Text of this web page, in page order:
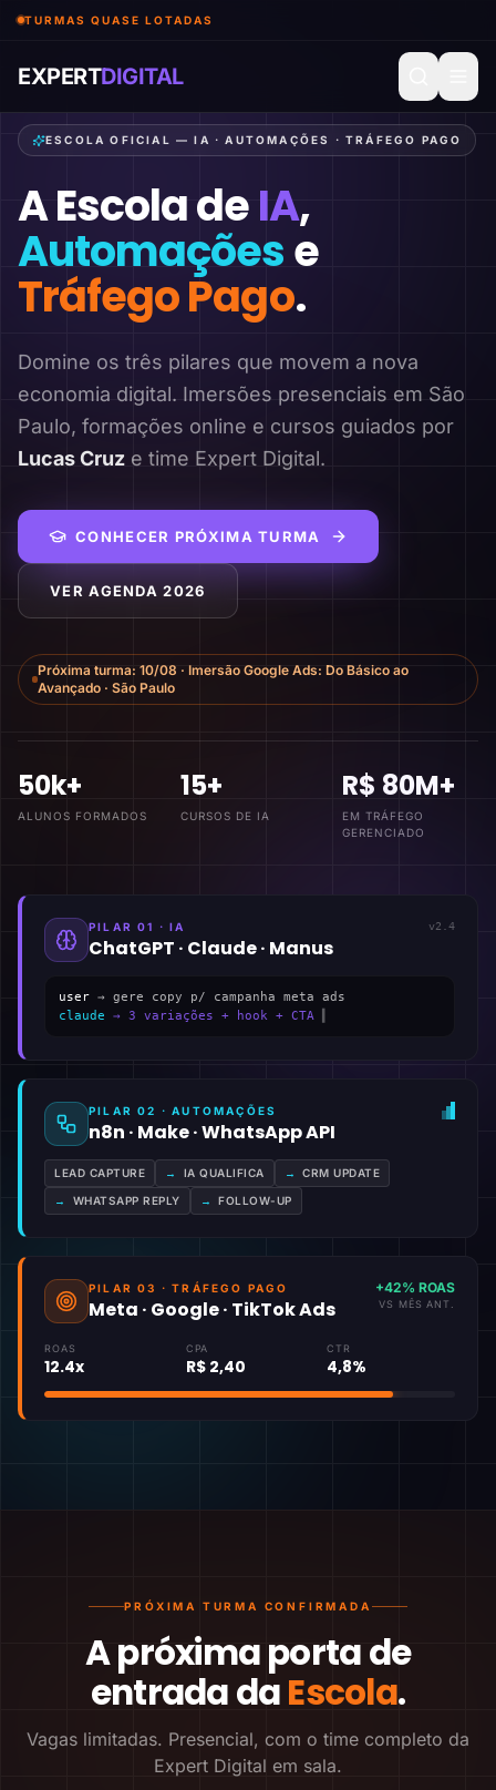
TURMAS QUASE LOTADAS
EXPERTDIGITAL
ESCOLA OFICIAL — IA · AUTOMAÇÕES · TRÁFEGO PAGO
A Escola deIA,
Automaçõese
Tráfego Pago.
Domine os três pilares que movem a nova
economia digital. Imersões presenciais em São
Paulo, formações online e cursos guiados por
Lucas Cruz e time Expert Digital.
CONHECER PRÓXIMA TURMA
VER AGENDA 2026
Próxima turma: 10/08 · Imersão Google Ads: Do Básico ao
Avançado · São Paulo
50k+
ALUNOS FORMADOS
15+
CURSOS DE IA
R$ 80M+
EM TRÁFEGO
GERENCIADO
PILAR 01 · IA
ChatGPT · Claude · Manus
v2.4
user → gere copy p/ campanha meta ads
claude → 3 variações + hook + CTA
PILAR 02 · AUTOMAÇÕES
n8n · Make · WhatsApp API
LEAD CAPTURE → IA QUALIFICA → CRM UPDATE
→ WHATSAPP REPLY → FOLLOW-UP
PILAR 03 · TRÁFEGO PAGO
Meta · Google · TikTok Ads
+42% ROAS
VS MÊS ANT.
ROAS
12.4x
CPA
R$ 2,40
CTR
4,8%
PRÓXIMA TURMA CONFIRMADA
A próxima porta de
entrada daEscola.
Vagas limitadas. Presencial, com o time completo da
Expert Digital em sala.